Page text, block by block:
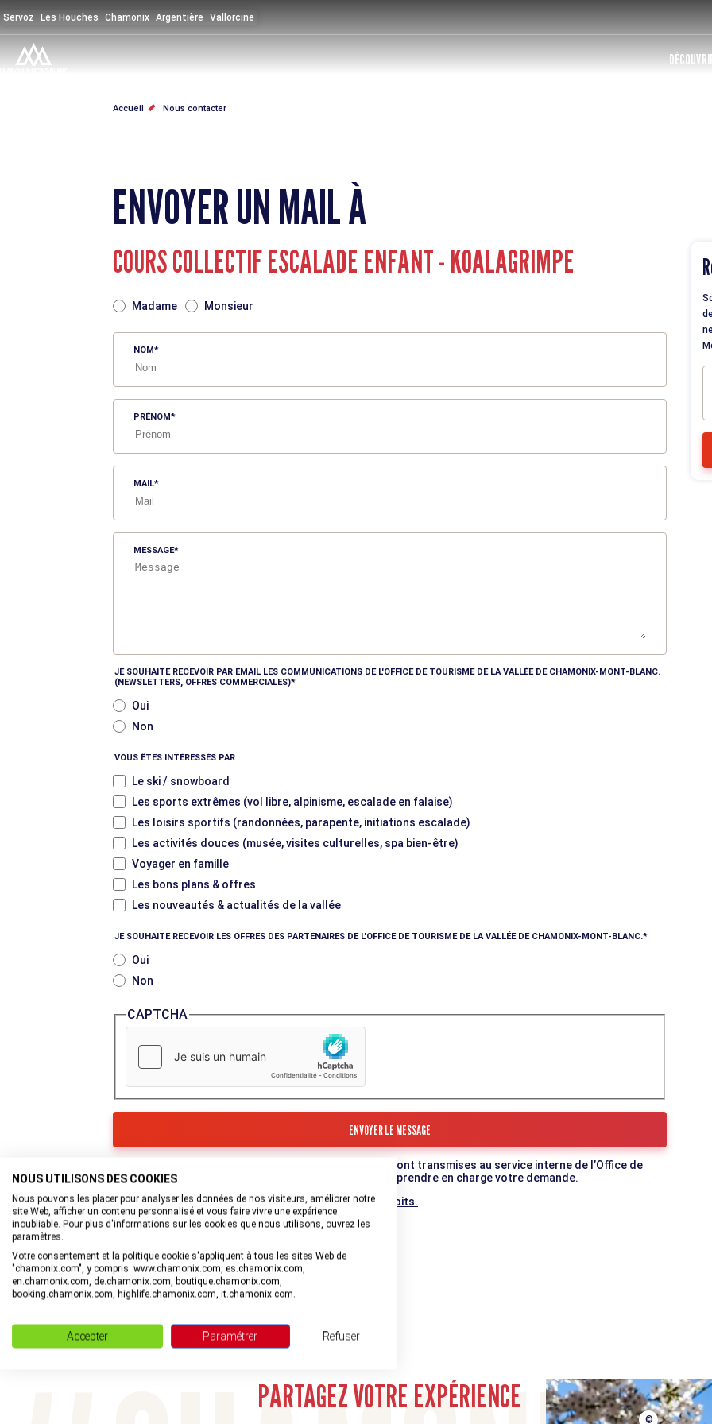
au
contenu
principal
Servoz Les Houches Chamonix Argentière Vallorcine
FILAccueil Nous contacter
ENVOYER UN MAIL À
COURS COLLECTIF ESCALADE ENFANT - KOALAGRIMPE
Madame Monsieur
NOM
PRÉNOM
MAIL
MESSAGE
JE SOUHAITE RECEVOIR PAR EMAIL LES COMMUNICATIONS DE L'OFFICE DE TOURISME DE LA VALLÉE DE CHAMONIX-MONT-BLANC.
(NEWSLETTERS, OFFRES COMMERCIALES)
Oui
Non
VOUS ÊTES INTÉRESSÉS PAR
Le ski / snowboard
Les sports extrêmes (vol libre, alpinisme, escalade en falaise)
Les loisirs sportifs (randonnées, parapente, initiations escalade)
Les activités douces (musée, visites culturelles, spa bien-être)
Voyager en famille
Les bons plans & offres
Les nouveautés & actualités de la vallée
JE SOUHAITE RECEVOIR LES OFFRES DES PARTENAIRES DE L'OFFICE DE TOURISME DE LA VALLÉE DE CHAMONIX-MONT-BLANC.
Oui
Non
CAPTCHA
Les informations recueillies à partir de ce formulaire sont transmises au service interne de l’Office de
Tourisme de la Vallée de Chamonix-Mont-Blanc qui va prendre en charge votre demande.
En savoir plus sur la gestion de vos données et vos droits.
PARTAGEZ VOTRE EXPÉRIENCE
©
NOUS UTILISONS DES COOKIES
Nous pouvons les placer pour analyser les données de nos visiteurs, améliorer notre
site Web, afficher un contenu personnalisé et vous faire vivre une expérience
inoubliable. Pour plus d'informations sur les cookies que nous utilisons, ouvrez les
paramètres.
Votre consentement et la politique cookie s'appliquent à tous les sites Web de
"chamonix.com", y compris: www.chamonix.com, es.chamonix.com,
en.chamonix.com, de.chamonix.com, boutique.chamonix.com,
booking.chamonix.com, highlife.chamonix.com, it.chamonix.com.
Accepter Paramétrer Refuser